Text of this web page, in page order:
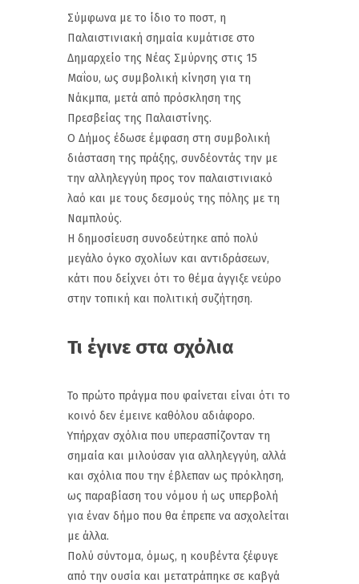
Σύμφωνα με το ίδιο το ποστ, η
Παλαιστινιακή σημαία κυμάτισε στο
Δημαρχείο της Νέας Σμύρνης στις 15
Μαΐου, ως συμβολική κίνηση για τη
Νάκμπα, μετά από πρόσκληση της
Πρεσβείας της Παλαιστίνης.
Ο Δήμος έδωσε έμφαση στη συμβολική
διάσταση της πράξης, συνδέοντάς την με
την αλληλεγγύη προς τον παλαιστινιακό
λαό και με τους δεσμούς της πόλης με τη
Ναμπλούς.
Η δημοσίευση συνοδεύτηκε από πολύ
μεγάλο όγκο σχολίων και αντιδράσεων,
κάτι που δείχνει ότι το θέμα άγγιξε νεύρο
στην τοπική και πολιτική συζήτηση.
Τι έγινε στα σχόλια
Το πρώτο πράγμα που φαίνεται είναι ότι το
κοινό δεν έμεινε καθόλου αδιάφορο.
Υπήρχαν σχόλια που υπερασπίζονταν τη
σημαία και μιλούσαν για αλληλεγγύη, αλλά
και σχόλια που την έβλεπαν ως πρόκληση,
ως παραβίαση του νόμου ή ως υπερβολή
για έναν δήμο που θα έπρεπε να ασχολείται
με άλλα.
Πολύ σύντομα, όμως, η κουβέντα ξέφυγε
από την ουσία και μετατράπηκε σε καβγά